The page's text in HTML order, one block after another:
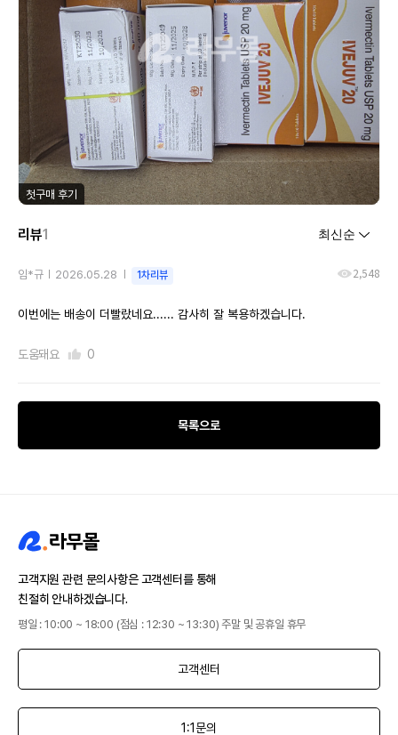
첫구매 후기
리뷰1
임*규 2026.05.28 1차리뷰 2,548
이번에는 배송이 더빨랐네요...... 감사히 잘 복용하겠습니다.
도움돼요 0
목록으로
고객지원 관련 문의사항은 고객센터를 통해
친절히 안내하겠습니다.
평일 : 10:00 ~ 18:00 (점심 : 12:30 ~ 13:30) 주말 및 공휴일 휴무
고객센터
1:1문의